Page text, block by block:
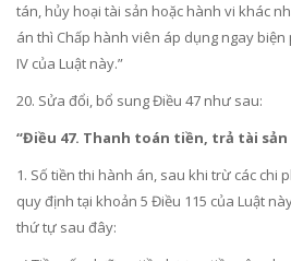
tán, hủy hoại tài sản hoặc hành vi khác
án thì Chấp hành viên áp dụng ngay
IV của Luật này.”
20. Sửa đổi, bổ sungĐiều 47 như sau:
“Điều 47. Thanh toán tiền, trả tài
1. Số tiền thi hành án, sau khi trừ các chi
quy định tại khoản 5 Điều 115 của Luật
thứ tự sau đây: